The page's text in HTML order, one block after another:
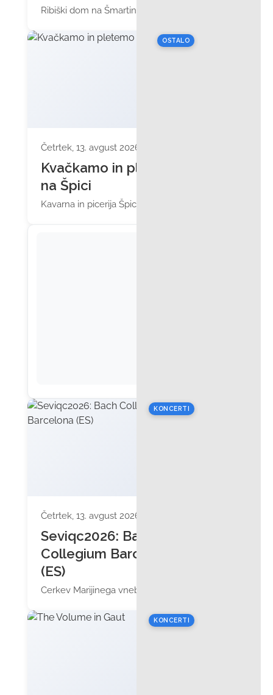
Ribiški dom na Šmartinskem jezeru
OSTALO
Četrtek, 13. avgust 2026 ob 17:00
Kvačkamo in pletemo
na Špici
Kavarna in picerija Špica Celje
KONCERTI
Četrtek, 13. avgust 2026 ob 19:30
Seviqc2026: Bach
Collegium Barcelona
(ES)
Cerkev Marijinega vnebovzetja
KONCERTI